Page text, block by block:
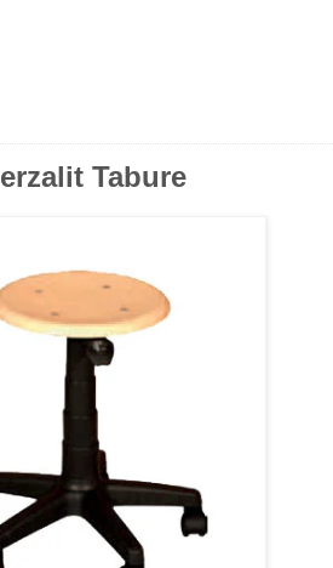
Tabure